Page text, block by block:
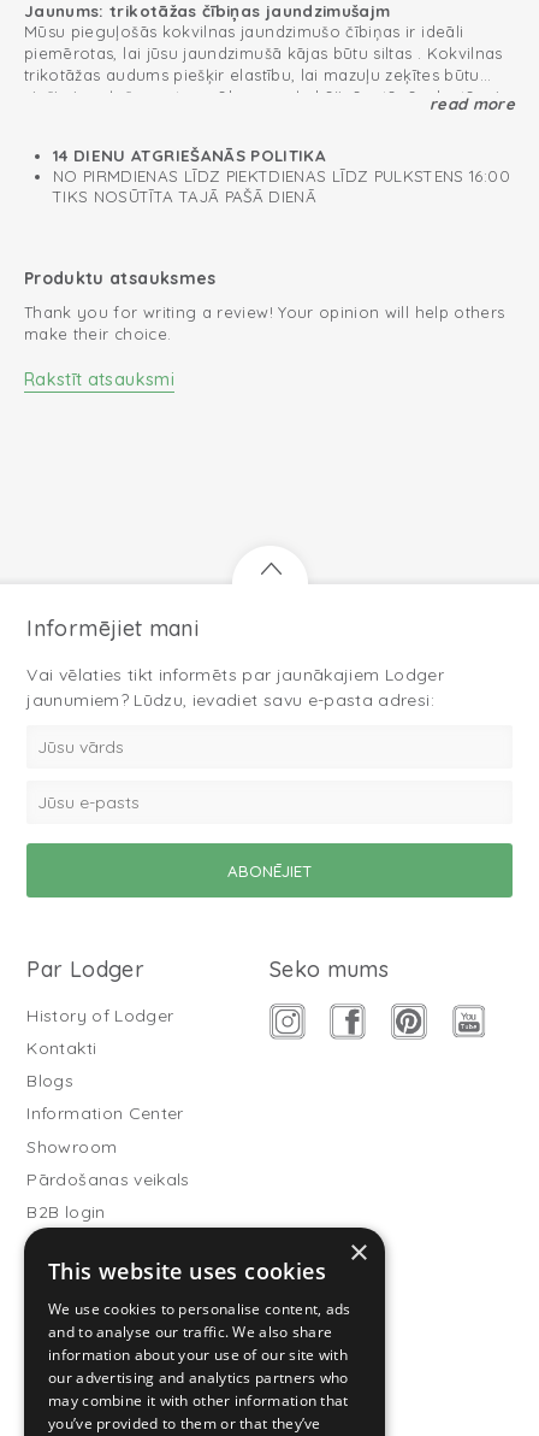
Jaunums: trikotāžas čībiņas jaundzimušajm
Mūsu pieguļošās kokvilnas jaundzimušo čībiņas ir ideāli
piemērotas, lai jūsu jaundzimušā kājas būtu siltas . Kokvilnas
trikotāžas audums piešķir elastību, lai mazuļu zeķītes būtu
cieši pieguļošas pat mazāko mazuļu kājiņām tāpēc, ka tām ir
mājās, gan ceļā.
Oeko-Tex sertificētas: nesatur kaitīgas vielas
Trikotāžas kokvilna; elpojoša un mīksta
read more
14 DIENU ATGRIEŠANĀS POLITIKA
NO PIRMDIENAS LĪDZ PIEKTDIENAS LĪDZ PULKSTENS 16:00
TIKS NOSŪTĪTA TAJĀ PAŠĀ DIENĀ
Produktu atsauksmes
Thank you for writing a review! Your opinion will help others
make their choice.
Rakstīt atsauksmi
Informējiet mani
Vai vēlaties tikt informēts par jaunākajiem Lodger
jaunumiem? Lūdzu, ievadiet savu e-pasta adresi:
Par Lodger
History of Lodger
Kontakti
Blogs
Information Center
Showroom
Pārdošanas veikals
B2B login
Buitenslaapzakken
Become wholesale partner
Customer service
FAQ
Atgriešana
Seko mums
×
This website uses cookies
We use cookies to personalise content, ads
and to analyse our traffic. We also share
information about your use of our site with
our advertising and analytics partners who
may combine it with other information that
you’ve provided to them or that they’ve